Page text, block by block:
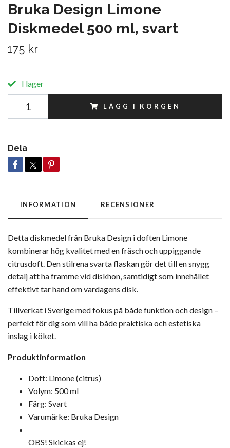
Bruka Design Limone
Diskmedel 500 ml, svart
175 kr
I lager
LÄGG I KORGEN
Dela
INFORMATION RECENSIONER
Detta diskmedel från Bruka Design i doften Limone
kombinerar hög kvalitet med en fräsch och uppiggande
citrusdoft. Den stilrena svarta flaskan gör det till en snygg
detalj att ha framme vid diskhon, samtidigt som innehållet
effektivt tar hand om vardagens disk.
Tillverkat i Sverige med fokus på både funktion och design –
perfekt för dig som vill ha både praktiska och estetiska
inslag i köket.
Produktinformation
Doft: Limone (citrus)
Volym: 500 ml
Färg: Svart
Varumärke: Bruka Design
OBS! Skickas ej!